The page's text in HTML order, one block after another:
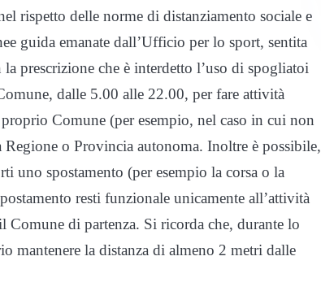
rispetto delle norme di distanziamento sociale e
guida emanate dall’Ufficio per lo sport, sentita
prescrizione che è interdetto l’uso di spogliatoi
dalle 5.00 alle 22.00, per fare attività
Comune (per esempio, nel caso in cui non
o Provincia autonoma. Inoltre è possibile,
uno spostamento (per esempio la corsa o la
resti funzionale unicamente all’attività
Comune di partenza. Si ricorda che, durante lo
mantenere la distanza di almeno 2 metri dalle